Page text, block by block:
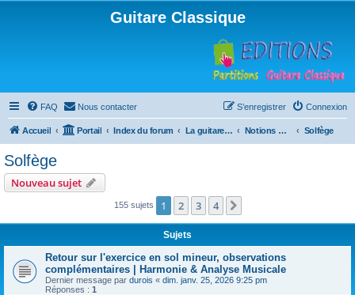
Guitare Classique
FAQ Nous contacter Connexion
S’enregistrer
Accueil Portail Index du forum La guitare : instrument, cours et théorie Notions musicales Solfège
Solfège
Nouveau sujet
155 sujets 1 2 3 4
Sujets
Retour sur l'exercice en sol mineur, observations
complémentaires | Harmonie & Analyse Musicale
Dernier message par durois « dim. janv. 25, 2026 9:25 pm
Réponses : 1